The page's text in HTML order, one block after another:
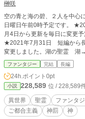
榊咲
空の青と海の碧、２人を中心に神
日曜日午前0時予定です。
月4日から更新を毎日に変更
★2021年7月31日 短編から長編に変
変更しました。湖の聖霊 湖→和泉へ
ました。 ⚫︎第１４回ファンタ
ファンタジー 完結 長編
24h.ポイント 0pt
小説 228,589 位 / 228,589
異世界 聖霊 ファンタ
ご都合主義
神罰 神